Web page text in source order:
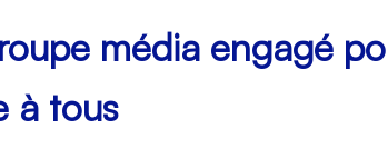
média engagé
à tous